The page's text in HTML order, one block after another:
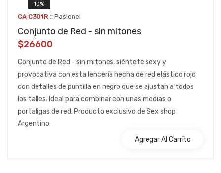
10%
CA C301R :: Pasionel
Conjunto de Red - sin mitones
$26600
Conjunto de Red - sin mitones, siéntete sexy y
provocativa con esta lencería hecha de red elástico rojo
con detalles de puntilla en negro que se ajustan a todos
los talles. Ideal para combinar con unas medias o
portaligas de red. Producto exclusivo de Sex shop
Argentino.
Agregar Al Carrito